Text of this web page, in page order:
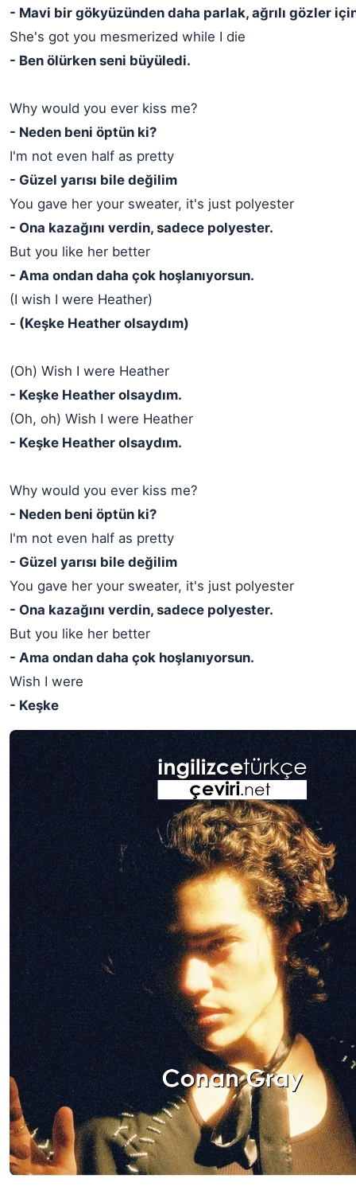
- Mavi bir gökyüzünden daha parlak, ağrılı gözler
She's got you mesmerized while I die
- Ben ölürken seni büyüledi.
Why would you ever kiss me?
- Neden beni öptün ki?
I'm not even half as pretty
- Güzel yarısı bile değilim
You gave her your sweater, it's just polyester
- Ona kazağını verdin, sadece polyester.
But you like her better
- Ama ondan daha çok hoşlanıyorsun.
(I wish I were Heather)
- (Keşke Heather olsaydım)
(Oh) Wish I were Heather
- Keşke Heather olsaydım.
(Oh, oh) Wish I were Heather
- Keşke Heather olsaydım.
Why would you ever kiss me?
- Neden beni öptün ki?
I'm not even half as pretty
- Güzel yarısı bile değilim
You gave her your sweater, it's just polyester
- Ona kazağını verdin, sadece polyester.
But you like her better
- Ama ondan daha çok hoşlanıyorsun.
Wish I were
- Keşke